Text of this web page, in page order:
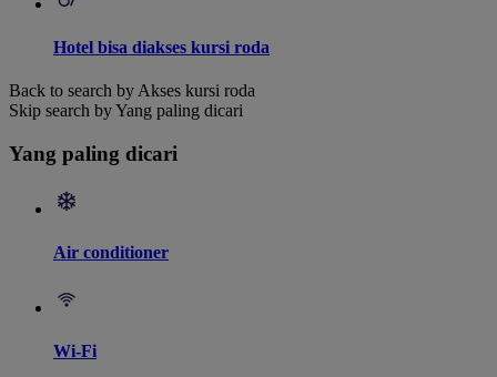
Hotel bisa diakses kursi roda
Back to search by Akses kursi roda
Skip search by Yang paling dicari
Yang paling dicari
Air conditioner
Wi-Fi